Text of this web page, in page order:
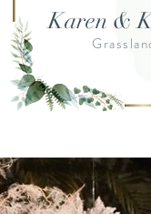
Karen &